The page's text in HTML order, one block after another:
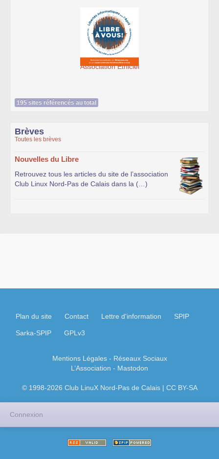
195 sites référencés au total
Brèves
Toutes les brèves
Nouvelles du Libre
Retrouvez tous les articles du site de l’association
Club Linux Nord-Pas de Calais dans la (…)
Plan du site Contact Lettre d'information SPIP
Sarka-SPIP GPLv3
Mentions Légales- Réseaux Sociaux
L’Association - Mastodon
© 1998-2026 Club LinuX Nord-Pas de Calais | CC BY-SA
Connexion